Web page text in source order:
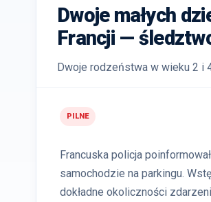
Dwoje małych
Francji —
Dwoje rodzeństwa w wieku 2 i
PILNE
Francuska policja
samochodzie na parkingu.
dokładne okoliczności